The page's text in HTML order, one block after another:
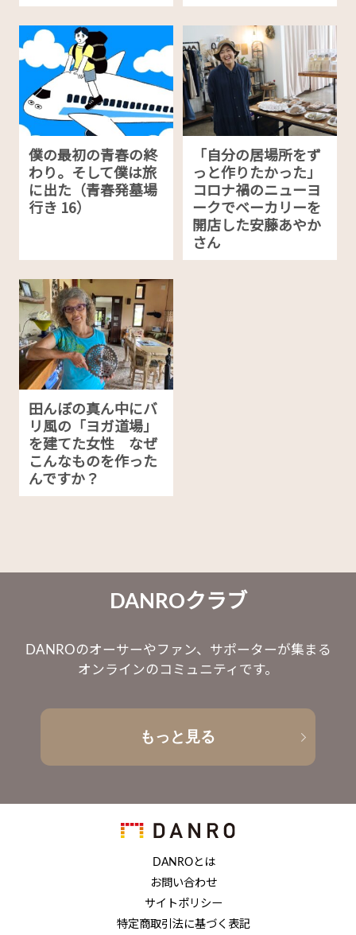
僕の最初の青春の終
わり。そして僕は旅
に出た（青春発墓場
行き 16）
「自分の居場所をず
っと作りたかった」
コロナ禍のニューヨ
ークでベーカリーを
開店した安藤あやか
さん
田んぼの真ん中にバ
リ風の「ヨガ道場」
を建てた女性 なぜ
こんなものを作った
んですか？
DANROクラブ
DANROのオーサーやファン、サポーターが集まる
オンラインのコミュニティです。
もっと見る
DANROとは
お問い合わせ
サイトポリシー
特定商取引法に基づく表記